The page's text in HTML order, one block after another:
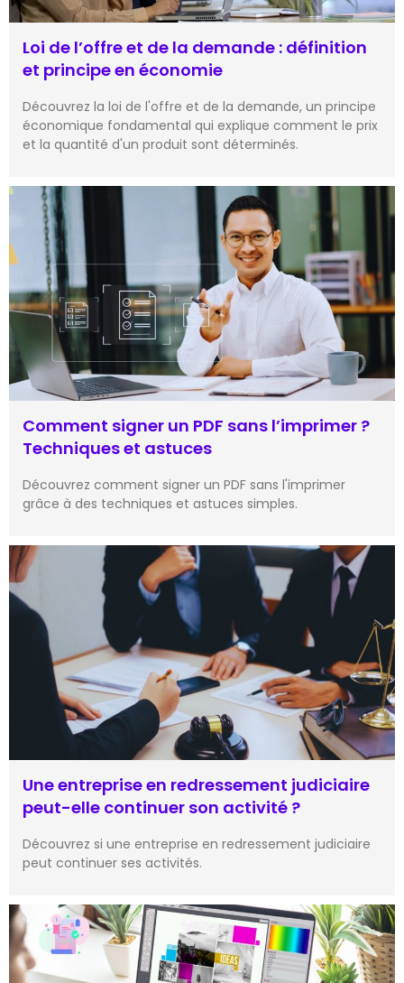
Loi de l’offre et de la demande : définition
et principe en économie
Découvrez la loi de l'offre et de la demande, un principe
économique fondamental qui explique comment le prix
et la quantité d'un produit sont déterminés.
Comment signer un PDF sans l’imprimer ?
Techniques et astuces
Découvrez comment signer un PDF sans l'imprimer
grâce à des techniques et astuces simples.
Une entreprise en redressement judiciaire
peut-elle continuer son activité ?
Découvrez si une entreprise en redressement judiciaire
peut continuer ses activités.